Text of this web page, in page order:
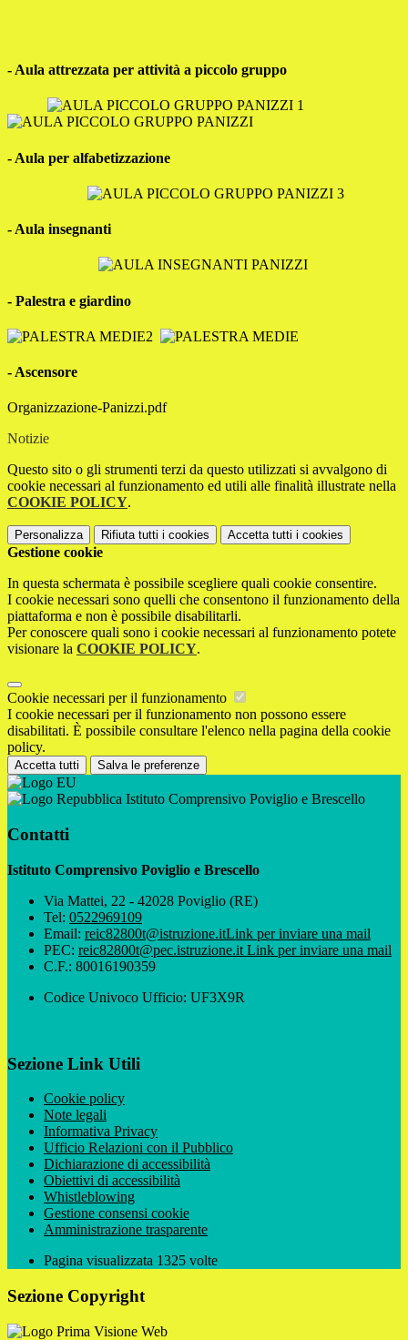
- Aula attrezzata per attività a piccolo gruppo
- Aula per alfabetizzazione
- Aula insegnanti
- Palestra e giardino
- Ascensore
Organizzazione-Panizzi.pdf
Notizie
Questo sito o gli strumenti terzi da questo utilizzati si avvalgono di
cookie necessari al funzionamento ed utili alle finalità illustrate nella
COOKIE POLICY.
Personalizza Rifiuta tutti i cookies Accetta tutti i cookies
Gestione cookie
In questa schermata è possibile scegliere quali cookie consentire.
I cookie necessari sono quelli che consentono il funzionamento della
piattaforma e non è possibile disabilitarli.
Per conoscere quali sono i cookie necessari al funzionamento potete
visionare la COOKIE POLICY.
Cookie necessari per il funzionamento
I cookie necessari per il funzionamento non possono essere
disabilitati. È possibile consultare l'elenco nella pagina della cookie
policy.
Accetta tutti Salva le preferenze
Istituto Comprensivo Poviglio e Brescello
Contatti
Istituto Comprensivo Poviglio e Brescello
Via Mattei, 22 - 42028 Poviglio (RE)
Tel: 0522969109
Email: reic82800t@istruzione.itLink per inviare una mail
PEC: reic82800t@pec.istruzione.it Link per inviare una mail
C.F.: 80016190359
Codice Univoco Ufficio: UF3X9R
Sezione Link Utili
Cookie policy
Note legali
Informativa Privacy
Ufficio Relazioni con il Pubblico
Dichiarazione di accessibilità
Obiettivi di accessibilità
Whistleblowing
Gestione consensi cookie
Amministrazione trasparente
Pagina visualizzata 1325 volte
Sezione Copyright